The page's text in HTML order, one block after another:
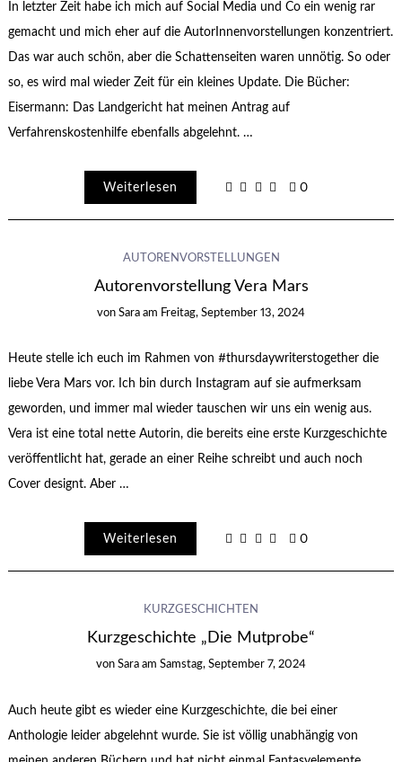
In letzter Zeit habe ich mich auf Social Media und Co ein wenig rar
gemacht und mich eher auf die AutorInnenvorstellungen konzentriert.
Das war auch schön, aber die Schattenseiten waren unnötig. So oder
so, es wird mal wieder Zeit für ein kleines Update. Die Bücher:
Eisermann: Das Landgericht hat meinen Antrag auf
Verfahrenskostenhilfe ebenfalls abgelehnt. …
Weiterlesen 0
AUTORENVORSTELLUNGEN
Autorenvorstellung Vera Mars
von Sara am Freitag, September 13, 2024
Heute stelle ich euch im Rahmen von #thursdaywriterstogether die
liebe Vera Mars vor. Ich bin durch Instagram auf sie aufmerksam
geworden, und immer mal wieder tauschen wir uns ein wenig aus.
Vera ist eine total nette Autorin, die bereits eine erste Kurzgeschichte
veröffentlicht hat, gerade an einer Reihe schreibt und auch noch
Cover designt. Aber …
Weiterlesen 0
KURZGESCHICHTEN
Kurzgeschichte „Die Mutprobe“
von Sara am Samstag, September 7, 2024
Auch heute gibt es wieder eine Kurzgeschichte, die bei einer
Anthologie leider abgelehnt wurde. Sie ist völlig unabhängig von